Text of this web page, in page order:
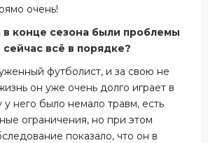
очень!
в конце сезона были проблемы
всё в порядке?
футболист, и за свою не
он уже очень долго играет в
него было немало травм, есть
ограничения, но при этом
показало, что он в